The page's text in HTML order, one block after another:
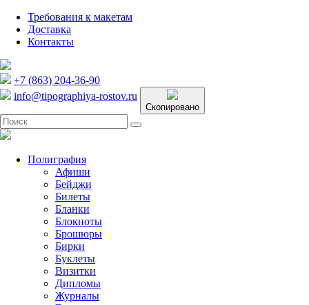
Требования к макетам
Доставка
Контакты
+7 (863) 204-36-90
info@tipographiya-rostov.ru
Скопировано
Полиграфия
Афиши
Бейджи
Билеты
Бланки
Блокноты
Брошюры
Бирки
Буклеты
Визитки
Дипломы
Журналы